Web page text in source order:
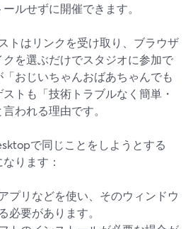
ルせずに開催できます。
トはリンクを受け取り、ブラウザ
を選ぶだけでスタジオに参加で
おじいちゃんおばあちゃんでも
トも「技術トラブルなく簡単・
われる理由です。
で同じことをしようとする
ります：
プリなどを使い、そのウィンドウ
必要があります。